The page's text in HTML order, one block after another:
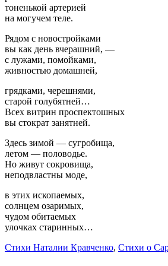
тоненькой артерией
на могучем теле.
Рядом с новостройками
вы как день вчерашний, —
с лужами, помойками,
живностью домашней,
грядками, черешнями,
старой голубятней…
Всех витрин проспектошных
вы стократ занятней.
Здесь зимой — сугробища,
летом — половодье.
Но живут сокровища,
неподвластны моде,
в этих ископаемых,
солнцем озаримых,
чудом обитаемых
улочках старинных…
Стихи Наталии Кравченко, Стихи о